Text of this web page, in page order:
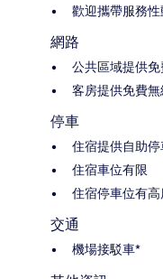
歡迎攜帶服務性
網路
公共區域提供
客房提供免費
停車
住宿提供自助
住宿車位有限
住宿停車位有高
交通
機場接駁車*